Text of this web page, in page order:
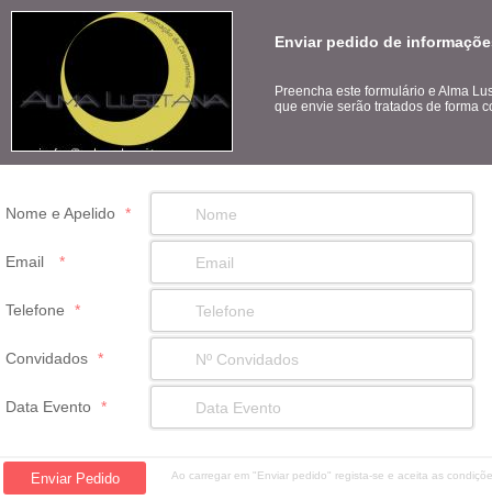
Enviar pedido de
Preencha este formulário e Alma
que envie serão tratados de forma
Nome e Apelido *
Email *
Telefone *
Convidados *
Data Evento *
Ao carregar em "Enviar pedido" regista-se e aceita as